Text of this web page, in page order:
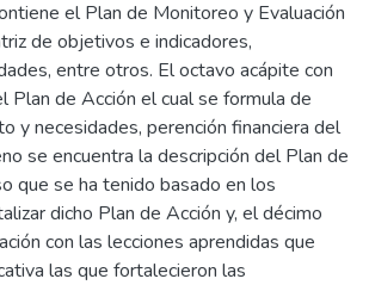
el Plan de Monitoreo y Evaluación
de objetivos e indicadores,
entre otros. El octavo acápite con
Plan de Acción el cual se formula de
y necesidades, perención financiera del
se encuentra la descripción del Plan de
que se ha tenido basado en los
dicho Plan de Acción y, el décimo
con las lecciones aprendidas que
las que fortalecieron las